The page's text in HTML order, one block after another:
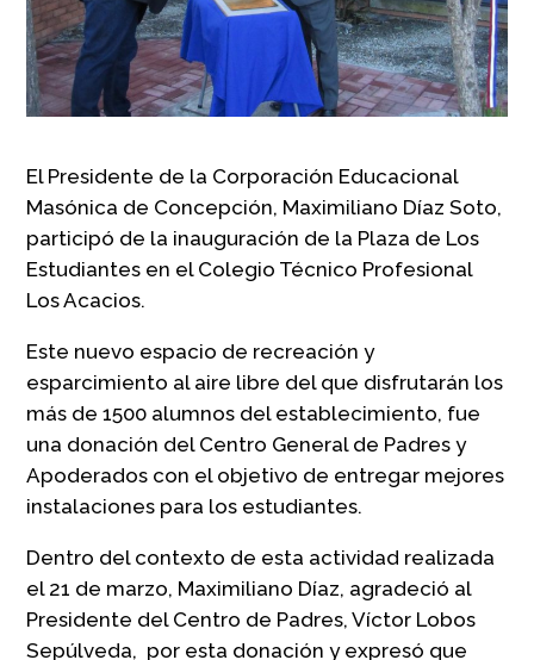
El Presidente de la Corporación Educacional
Masónica de Concepción, Maximiliano Díaz Soto,
participó de la inauguración de la Plaza de Los
Estudiantes en el Colegio Técnico Profesional
Los Acacios.
Este nuevo espacio de recreación y
esparcimiento al aire libre del que disfrutarán los
más de 1500 alumnos del establecimiento, fue
una donación del Centro General de Padres y
Apoderados con el objetivo de entregar mejores
instalaciones para los estudiantes.
Dentro del contexto de esta actividad realizada
el 21 de marzo, Maximiliano Díaz, agradeció al
Presidente del Centro de Padres, Víctor Lobos
Sepúlveda, por esta donación y expresó que